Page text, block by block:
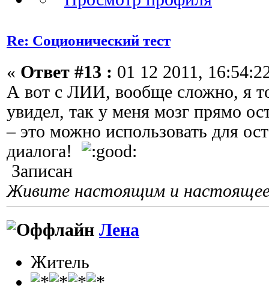
Re: Соционический тест
« Ответ #13 : 01 12 2011,
А вот с ЛИИ, вообще сложно, я
увидел, так у меня мозг прямо
– это можно использовать для
диалога!
Записан
Живите настоящим и
Лена
Житель